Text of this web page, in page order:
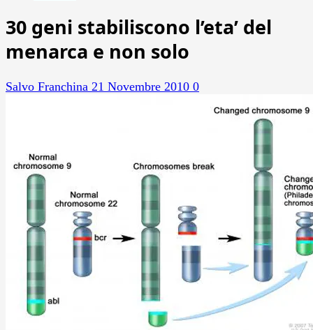
30 geni stabiliscono l’eta’ del
menarca e non solo
Salvo Franchina 21 Novembre 2010 0